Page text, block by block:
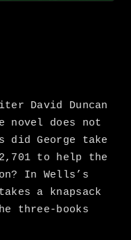
David Duncan
novel does not
did George take
to help the
In Wells’s
a knapsack
three-books